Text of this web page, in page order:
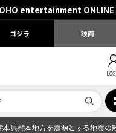
entertainment ONLINE
ゴジラ 映画
本県熊本地方を震源とする地震の